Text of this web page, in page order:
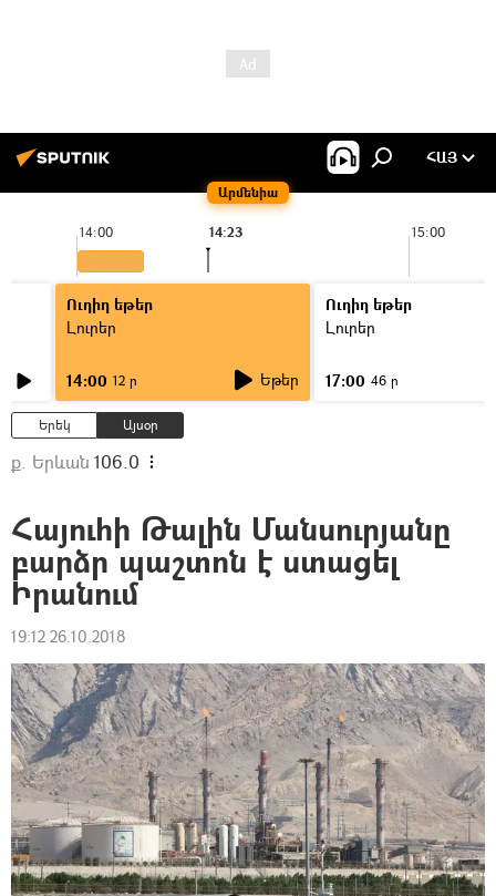
Արմենիա
ՀԱՅ
14:00 15:00
14:23
Ուղիղ եթեր
Լուրեր
14:00 12 ր Եթեր
Ուղիղ եթեր
Լուրեր
17:00 46 ր
Երեկ Այսօր
ք. Երևան 106.0
Հայուհի Թալին Մանսուրյանը
բարձր պաշտոն է ստացել
Իրանում
19:12 26.10.2018